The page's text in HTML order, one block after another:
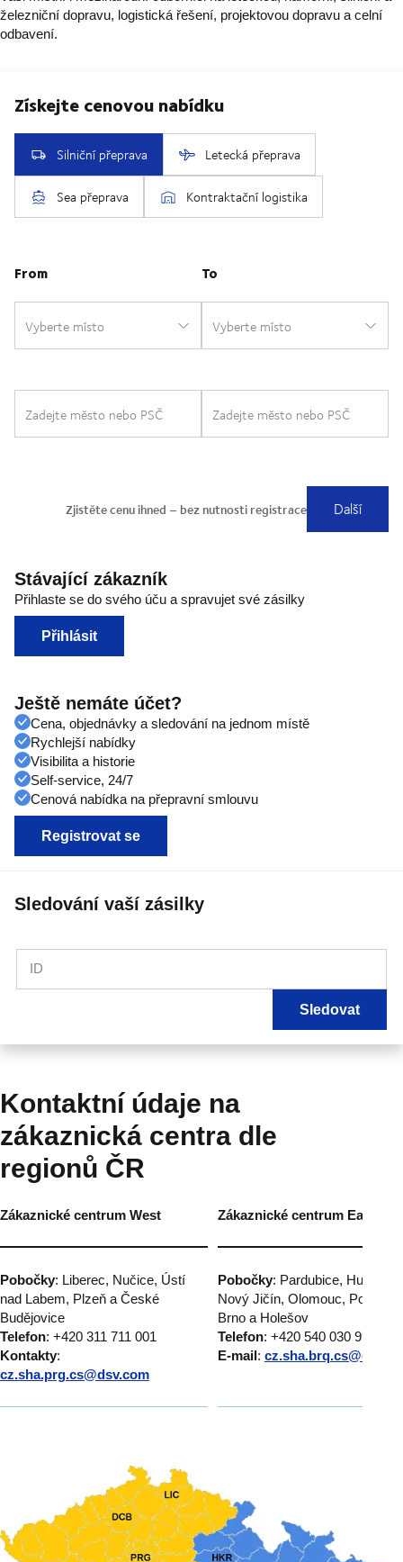
železniční dopravu, logistická řešení, projektovou dopravu a celní
odbavení.
Stávající zákazník
Přihlaste se do svého úču a spravujet své zásilky
Přihlásit
Ještě nemáte účet?
Cena, objednávky a sledování na jednom místě
Rychlejší nabídky
Visibilita a historie
Self-service, 24/7
Cenová nabídka na přepravní smlouvu
Registrovat se
Sledování vaší zásilky
ID
Sledovat
Kontaktní údaje na
zákaznická centra dle
regionů ČR
Zákaznické centrum West Zákaznické centrum East
Pobočky: Liberec, Nučice, Ústí
nad Labem, Plzeň a České
Budějovice
Telefon: +420 311 711 001
Kontakty:
cz.sha.prg.cs@dsv.com
Pobočky: Pardubice,
Nový Jičín, Olomouc, Popůvky,
Brno a Holešov
Telefon: +420 540 030 999
E-mail: